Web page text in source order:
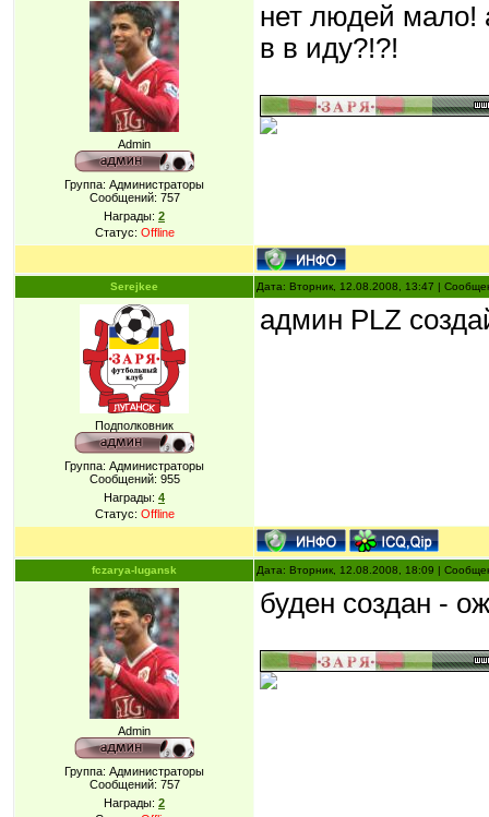
Admin
Группа: Администраторы
Сообщений: 757
Награды: 2
Статус: Offline
нет людей мало!
в в иду?!?!
Serejkee Дата: Вторник, 12.08.2008, 13:47 |
Подполковник
Группа: Администраторы
Сообщений: 955
Награды: 4
Статус: Offline
админ PLZ
fczarya-lugansk Дата: Вторник, 12.08.2008, 18:09 |
Admin
Группа: Администраторы
Сообщений: 757
Награды: 2
буден создан -